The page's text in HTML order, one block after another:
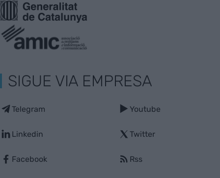
SIGUE VIA EMPRESA
Telegram
Linkedin
Facebook
Youtube
Twitter
Rss